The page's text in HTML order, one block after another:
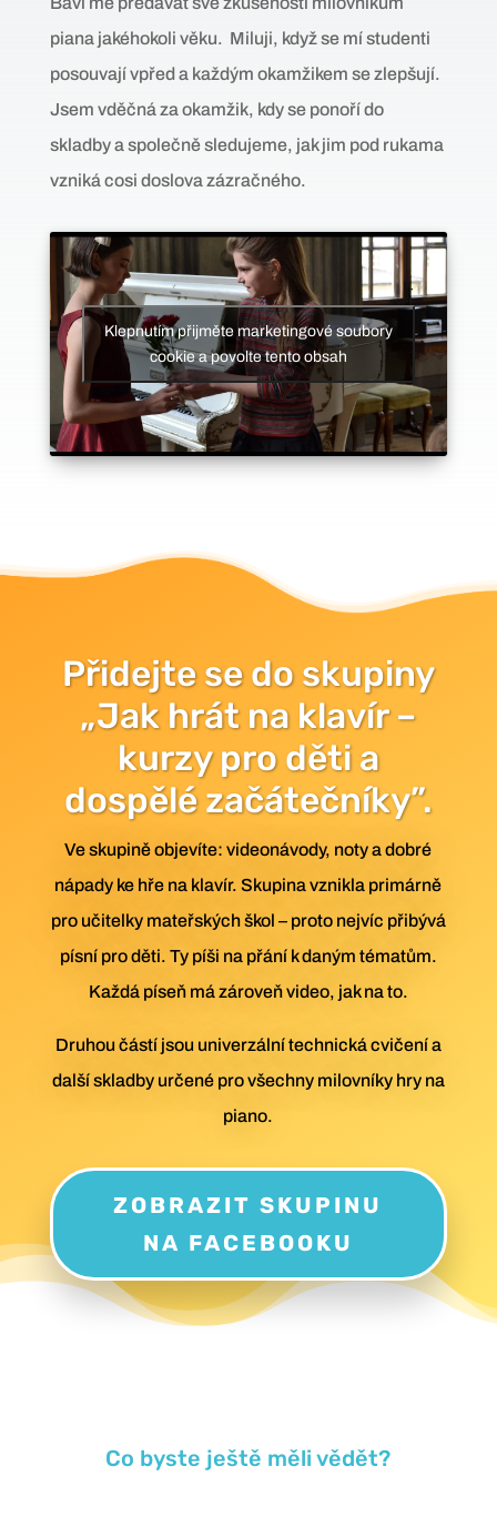
piana jakéhokoli věku. Miluji, když se mí studenti
posouvají vpřed a každým okamžikem se zlepšují.
Jsem vděčná za okamžik, kdy se ponoří do
skladby a společně sledujeme, jak jim pod rukama
vzniká cosi doslova zázračného.
Klepnutím přijměte marketingové soubory
cookie a povolte tento obsah
Přidejte se do skupiny
„Jak hrát na klavír –
kurzy pro děti a
dospělé začátečníky”.
Ve skupině objevíte: videonávody, noty a dobré
nápady ke hře na klavír.Skupina vznikla primárně
pro učitelky mateřských škol – proto nejvíc přibývá
písní pro děti. Ty píši na přání k daným tématům.
Každá píseň má zároveň video, jak na to.
Druhou částí jsou univerzální technická cvičení a
další skladby určené pro všechny milovníky hry na
piano.
ZOBRAZIT SKUPINU
NA FACEBOOKU
Co byste ještě měli vědět?